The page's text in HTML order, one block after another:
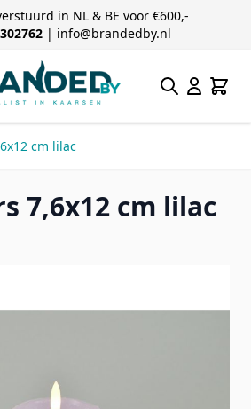
in NL & BE voor €600,-
| info@brandedby.nl
Zoeken
cm lilac
7,6x12 cm lilac